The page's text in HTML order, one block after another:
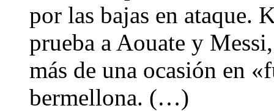
por las bajas en ataque.
prueba a Aouate y
más de una ocasión en
bermellona. (…)